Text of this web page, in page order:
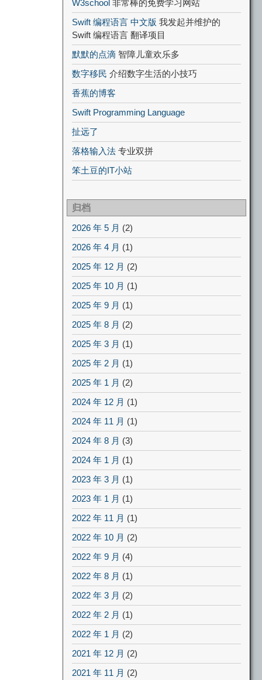
W3school 非常棒的免费学习网站
Swift 编程语言 中文版 我发起并维护的
Swift 编程语言 翻译项目
默默的点滴 智障儿童欢乐多
数字移民 介绍数字生活的小技巧
香蕉的博客
Swift Programming Language
扯远了
落格输入法 专业双拼
笨土豆的IT小站
归档
2026 年 5 月 (2)
2026 年 4 月 (1)
2025 年 12 月 (2)
2025 年 10 月 (1)
2025 年 9 月 (1)
2025 年 8 月 (2)
2025 年 3 月 (1)
2025 年 2 月 (1)
2025 年 1 月 (2)
2024 年 12 月 (1)
2024 年 11 月 (1)
2024 年 8 月 (3)
2024 年 1 月 (1)
2023 年 3 月 (1)
2023 年 1 月 (1)
2022 年 11 月 (1)
2022 年 10 月 (2)
2022 年 9 月 (4)
2022 年 8 月 (1)
2022 年 3 月 (2)
2022 年 2 月 (1)
2022 年 1 月 (2)
2021 年 12 月 (2)
2021 年 11 月 (2)